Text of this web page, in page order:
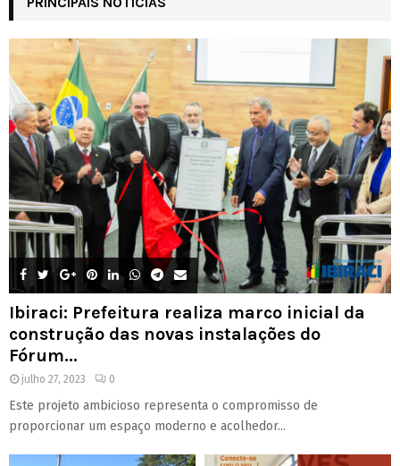
Ibiraci: Prefeitura realiza marco inicial da
construção das novas instalações do
Fórum...
julho 27, 2023 0
Este projeto ambicioso representa o compromisso de
proporcionar um espaço moderno e acolhedor...